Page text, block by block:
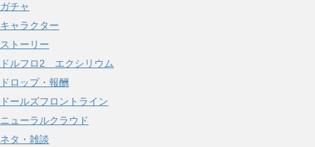
ガチャ
キャラクター
ストーリー
ドルフロ2 エクシリウム
ドロップ・報酬
ドールズフロントライン
ニューラルクラウド
ネタ・雑談